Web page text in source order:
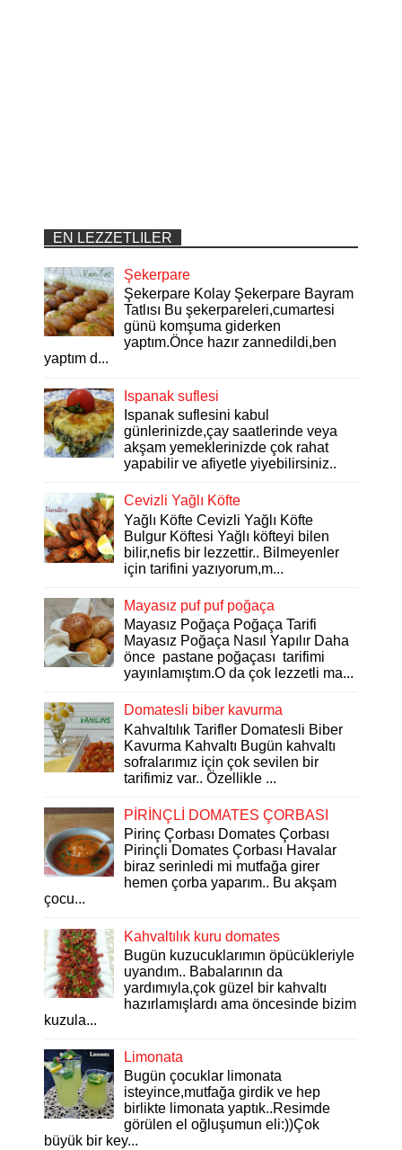
EN LEZZETLILER
Şekerpare
Şekerpare Kolay Şekerpare Bayram
Tatlısı Bu şekerpareleri,cumartesi
günü komşuma giderken
yaptım.Önce hazır zannedildi,ben
yaptım d...
Ispanak suflesi
Ispanak suflesini kabul
günlerinizde,çay saatlerinde veya
akşam yemeklerinizde çok rahat
yapabilir ve afiyetle yiyebilirsiniz..
Cevizli Yağlı Köfte
Yağlı Köfte Cevizli Yağlı Köfte
Bulgur Köftesi Yağlı köfteyi bilen
bilir,nefis bir lezzettir.. Bilmeyenler
için tarifini yazıyorum,m...
Mayasız puf puf poğaça
Mayasız Poğaça Poğaça Tarifi
Mayasız Poğaça Nasıl Yapılır Daha
önce pastane poğaçası tarifimi
yayınlamıştım.O da çok lezzetli ma...
Domatesli biber kavurma
Kahvaltılık Tarifler Domatesli Biber
Kavurma Kahvaltı Bugün kahvaltı
sofralarımız için çok sevilen bir
tarifimiz var.. Özellikle ...
PİRİNÇLİ DOMATES ÇORBASI
Pirinç Çorbası Domates Çorbası
Pirinçli Domates Çorbası Havalar
biraz serinledi mi mutfağa girer
hemen çorba yaparım.. Bu akşam
çocu...
Kahvaltılık kuru domates
Bugün kuzucuklarımın öpücükleriyle
uyandım.. Babalarının da
yardımıyla,çok güzel bir kahvaltı
hazırlamışlardı ama öncesinde bizim
kuzula...
Limonata
Bugün çocuklar limonata
isteyince,mutfağa girdik ve hep
birlikte limonata yaptık..Resimde
görülen el oğluşumun eli:))Çok
büyük bir key...